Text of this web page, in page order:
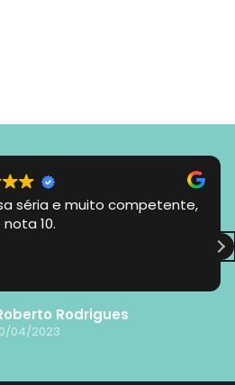
séria e muito competente,
10.
Rodrigues
04/2023